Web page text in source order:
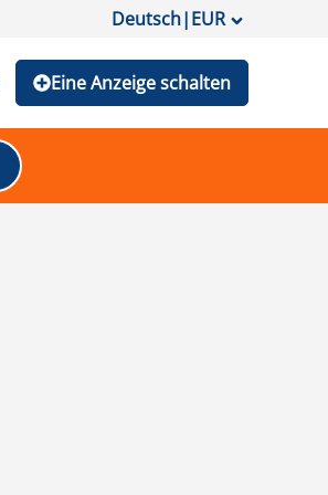
Deutsch|EUR
Eine Anzeige schalten